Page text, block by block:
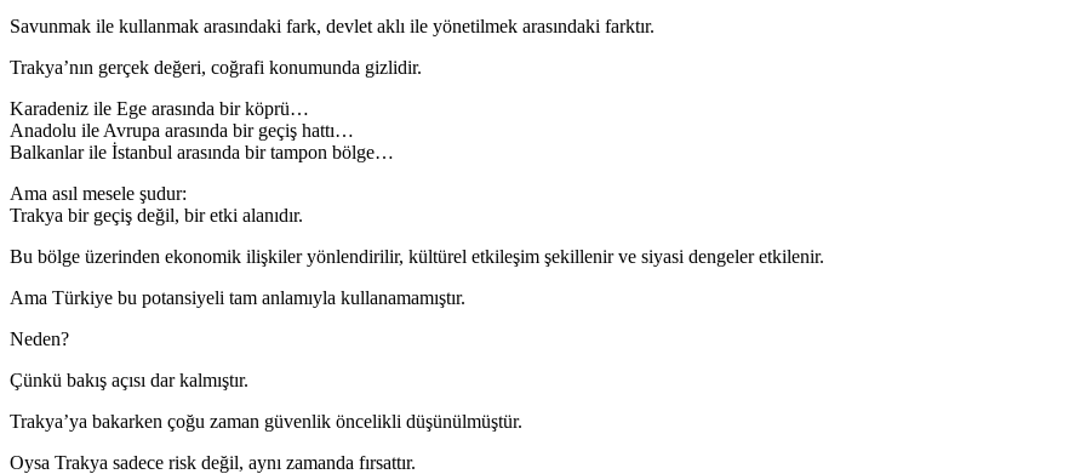
Savunmak ile kullanmak arasındaki fark, devlet aklı ile yönetilmek arasındaki farktır.
Trakya’nın gerçek değeri, coğrafi konumunda gizlidir.
Karadeniz ile Ege arasında bir köprü…
Anadolu ile Avrupa arasında bir geçiş hattı…
Balkanlar ile İstanbul arasında bir tampon bölge…
Ama asıl mesele şudur:
Trakya bir geçiş değil, bir etki alanıdır.
Bu bölge üzerinden ekonomik ilişkiler yönlendirilir, kültürel etkileşim şekillenir ve siyasi dengeler etkilenir.
Ama Türkiye bu potansiyeli tam anlamıyla kullanamamıştır.
Neden?
Çünkü bakış açısı dar kalmıştır.
Trakya’ya bakarken çoğu zaman güvenlik öncelikli düşünülmüştür.
Oysa Trakya sadece risk değil, aynı zamanda fırsattır.